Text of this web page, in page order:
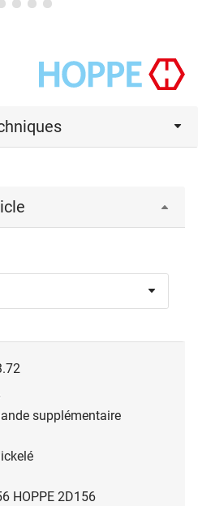
supplémentaire
HOPPE 2D156